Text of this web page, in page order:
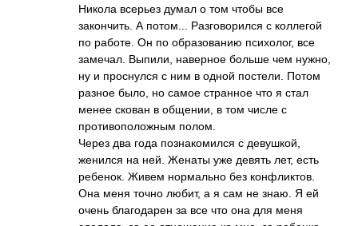
Никола всерьез думал о том чтобы все
закончить. А потом... Разговорился с коллегой
по работе. Он по образованию психолог, все
замечал. Выпили, наверное больше чем нужно,
ну и проснулся с ним в одной постели. Потом
разное было, но самое странное что я стал
менее скован в общении, в том числе с
противоположным полом.
Через два года познакомился с девушкой,
женился на ней. Женаты уже девять лет, есть
ребенок. Живем нормально без конфликтов.
Она меня точно любит, а я сам не знаю. Я ей
очень благодарен за все что она для меня